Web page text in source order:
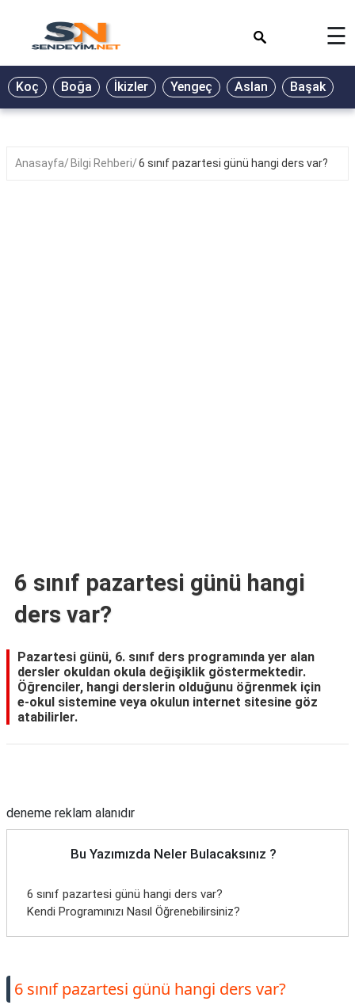
BİYOGRAFİ
GALERİ
☰
Koç Boğa İkizler Yengeç Aslan Başak
Anasayfa Bilgi Rehberi 6 sınıf pazartesi günü hangi ders var?
6 sınıf pazartesi günü hangi
ders var?
Pazartesi günü, 6. sınıf ders programında yer alan
dersler okuldan okula değişiklik göstermektedir.
Öğrenciler, hangi derslerin olduğunu öğrenmek için
e-okul sistemine veya okulun internet sitesine göz
atabilirler.
deneme reklam alanıdır
Bu Yazımızda Neler Bulacaksınız ?
6 sınıf pazartesi günü hangi ders var?
Kendi Programınızı Nasıl Öğrenebilirsiniz?
6 sınıf pazartesi günü hangi ders var?